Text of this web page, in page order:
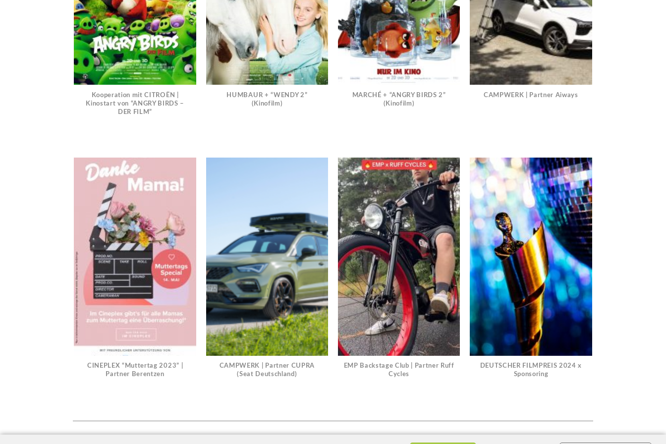
Kooperation mit CITROËN |
Kinostart von “ANGRY BIRDS –
DER FILM”
HUMBAUR + “WENDY 2”
(Kinofilm)
MARCHÉ + “ANGRY BIRDS 2”
(Kinofilm)
CAMPWERK | Partner Aiways
CINEPLEX “Muttertag 2023” |
Partner Berentzen
CAMPWERK | Partner CUPRA
(Seat Deutschland)
EMP Backstage Club | Partner Ruff
Cycles
DEUTSCHER FILMPREIS 2024 x
Sponsoring